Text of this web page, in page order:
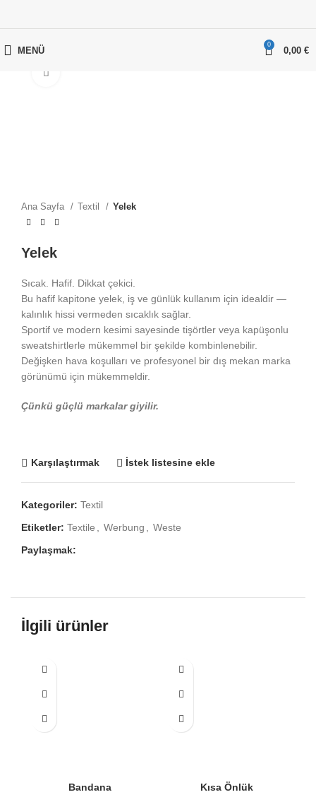
MENÜ
0
0,00 €
Ana Sayfa Textil Yelek
Yelek
Sıcak. Hafif. Dikkat çekici.
Bu hafif kapitone yelek, iş ve günlük kullanım için idealdir —
kalınlık hissi vermeden sıcaklık sağlar.
Sportif ve modern kesimi sayesinde tişörtler veya kapüşonlu
sweatshirtlerle mükemmel bir şekilde kombinlenebilir.
Değişken hava koşulları ve profesyonel bir dış mekan marka
görünümü için mükemmeldir.
Çünkü güçlü markalar giyilir.
Karşılaştırmak İstek listesine ekle
Kategoriler: Textil
Etiketler: Textile Werbung
Weste
Paylaşmak:
İlgili ürünler
Bandana Kısa Önlük